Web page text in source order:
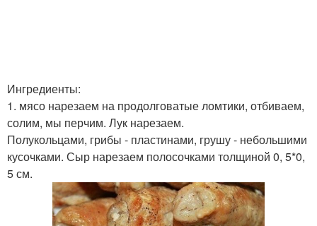
Ингредиенты:
1. мясо нарезаем на продолговатые ломтики, отбиваем,
солим, мы перчим. Лук нарезаем.
Полукольцами, грибы - пластинами, грушу - небольшими
кусочками. Сыр нарезаем полосочками толщиной 0, 5*0,
5 см.